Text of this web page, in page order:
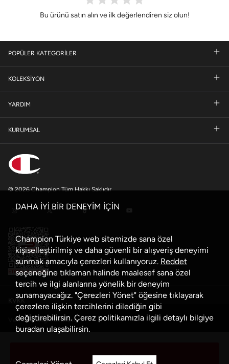
Sepete Ekle
Bu ürünü satın alın ve ilk değerlendiren siz olun!
POPÜLER KATEGORİLER
KOLEKSİYON
YARDIM
KURUMSAL
© 2026 Champion Tüm Hakkı Saklıdır
KVKK
Veri Güvenliği Politikası
DAHA İYİ BİR DENEYİM İÇİN
Champion Türkiye web sitemizde sana özel
kişiselleştirilmiş ve daha güvenli bir alışveriş deneyimi
sunmak amacıyla çerezleri kullanıyoruz. Reddet
seçeneğine tıklaman halinde maalesef sana özel
tercih ve ilgi alanlarına yönelik bir deneyim
sunamayacağız. "Çerezleri Yönet" öğesine tıklayarak
çerezlere ilişkin tercihlerini dilediğin gibi
değiştirebilirsin. Çerez politikamızla ilgili detaylı bilgiye
buradan ulaşabilirsin.